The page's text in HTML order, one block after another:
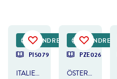
RUNDREISE
PI5079
ITALIEN - VALPOLICELLA & GARDASEE
RUNDREISE
PZE026
ÖSTERREICH & ITALIEN